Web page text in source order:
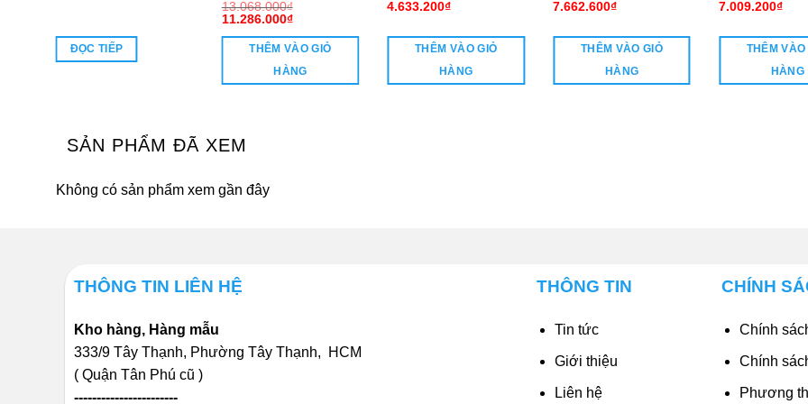
ĐỌC TIẾP
13.068.000₫
Giá
13.068.000₫.
11.286.000₫Giá
tại
là:
11.286.000₫.
THÊM VÀO GIỎ
HÀNG
4.633.200₫
THÊM VÀO GIỎ
HÀNG
7.662.600₫
THÊM VÀO GIỎ
HÀNG
7.009.200₫
THÊM VÀO
HÀNG
SẢN PHẨM ĐÃ XEM
Không có sản phẩm xem gần đây
THÔNG TIN LIÊN HỆ
Kho hàng, Hàng mẫu
333/9 Tây Thạnh, Phường Tây Thạnh, HCM
( Quận Tân Phú cũ )
-----------------------
THÔNG TIN
Tin tức
Giới thiệu
Liên hệ
CHÍNH
Chính
Chính
Phương